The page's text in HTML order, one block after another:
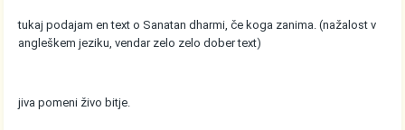
tukaj podajam en text o Sanatan dharmi, če koga zanima. (nažalost v
angleškem jeziku, vendar zelo zelo dober text)
jiva pomeni živo bitje.